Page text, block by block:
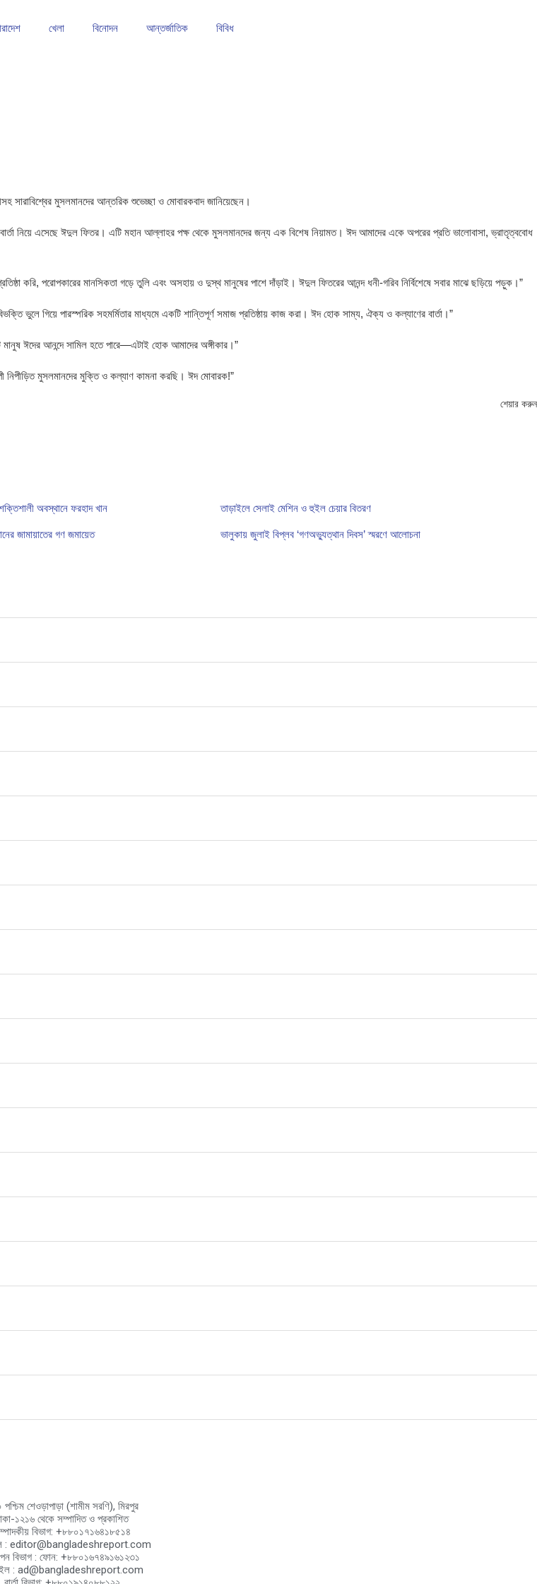
খেলা বিনোদন আন্তর্জাতিক বিবিধ
সারাবিশ্বের মুসলমানদের আন্তরিক শুভেচ্ছা ও মোবারকবাদ জানিয়েছেন।
বার্তা নিয়ে এসেছে ঈদুল ফিতর। এটি মহান আল্লাহর পক্ষ থেকে মুসলমানদের জন্য এক বিশেষ নিয়ামত। ঈদ আমাদের একে অপরের প্রতি ভালোবাসা, ভ্রাতৃত্ববোধ
করি, পরোপকারের মানসিকতা গড়ে তুলি এবং অসহায় ও দুস্থ মানুষের পাশে দাঁড়াই। ঈদুল ফিতরের আনন্দ ধনী-গরিব নির্বিশেষে সবার মাঝে ছড়িয়ে পড়ুক।”
ভুলে গিয়ে পারস্পরিক সহমর্মিতার মাধ্যমে একটি শান্তিপূর্ণ সমাজ প্রতিষ্ঠায় কাজ করা। ঈদ হোক সাম্য, ঐক্য ও কল্যাণের বার্তা।”
ঈদের আনন্দে সামিল হতে পারে—এটাই হোক আমাদের অঙ্গীকার।”
নিপীড়িত মুসলমানদের মুক্তি ও কল্যাণ কামনা করছি। ঈদ মোবারক!”
শেয়ার করুন
অবস্থানে ফরহাদ খান তাড়াইলে সেলাই মেশিন ও হুইল চেয়ার বিতরণ
জামায়াতের গণ জমায়েত ভালুকায় জুলাই বিপ্লব ‘গণঅভ্যুত্থান দিবস’ স্মরণে আলোচনা
শেওড়াপাড়া (শামীম সরণি), মিরপুর
১২১৬ থেকে সম্পাদিত ও প্রকাশিত
বিভাগ: +৮৮০১৭১৬৪১৮৫১৪
: editor@bangladeshreport.com
বিভাগ : ফোন: +৮৮০১৬৭৪৯১৬১২৩১
: ad@bangladeshreport.com